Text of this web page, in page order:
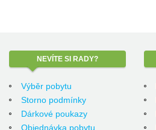
NEVÍTE SI RADY?
Výběr pobytu
Storno podmínky
Dárkové poukazy
Objednávka pobytu